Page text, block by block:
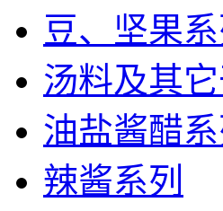
豆、坚果系
汤料及其
油盐酱醋系
辣酱系列